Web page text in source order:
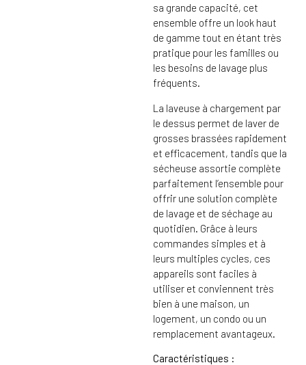
sa grande capacité, cet
ensemble offre un look haut
de gamme tout en étant très
pratique pour les familles ou
les besoins de lavage plus
fréquents.
La laveuse à chargement par
le dessus permet de laver de
grosses brassées rapidement
et efficacement, tandis que la
sécheuse assortie complète
parfaitement l’ensemble pour
offrir une solution complète
de lavage et de séchage au
quotidien. Grâce à leurs
commandes simples et à
leurs multiples cycles, ces
appareils sont faciles à
utiliser et conviennent très
bien à une maison, un
logement, un condo ou un
remplacement avantageux.
Caractéristiques :